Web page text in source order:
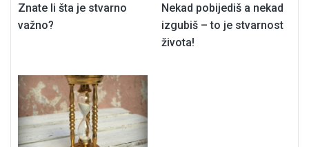
Znate li šta je stvarno
važno?
Nekad pobijediš a nekad
izgubiš – to je stvarnost
života!